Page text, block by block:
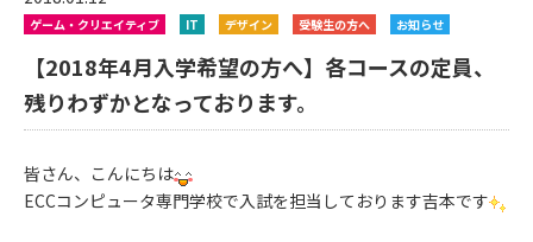
ゲーム・クリエイティブ IT デザイン 受験生の方へ お知らせ
【2018年4月入学希望の方へ】各コースの定員、
残りわずかとなっております。
皆さん、こんにちは
ECCコンピュータ専門学校で入試を担当しております吉本です